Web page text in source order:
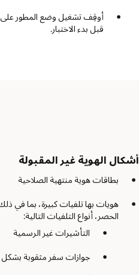
أوقِف تشغيل وضع المطور
قبل بدء الاختبار.
أشكال الهوية غير المقبولة
بطاقات هوية منتهية الصلاحية
هويات بها تلفيات كبيرة، بما في
الحصر، أنواع التلفيات التالية:
التأشيرات غير الرسمية
جوازات سفر مثقوبة